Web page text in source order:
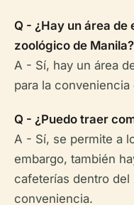
Q - ¿Hay un área de
zoológico de Manila?
A - Sí, hay un área
para la
Q - ¿Puedo traer
A - Sí, se permite a
embargo, también
cafeterías dentro del
conveniencia.